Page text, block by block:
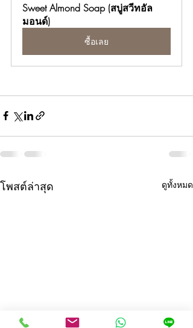
Sweet Almond Soap (สบู่สวีทอัล
มอนด์)
ซื้อเลย
โพสต์ล่าสุด ดูทั้งหมด